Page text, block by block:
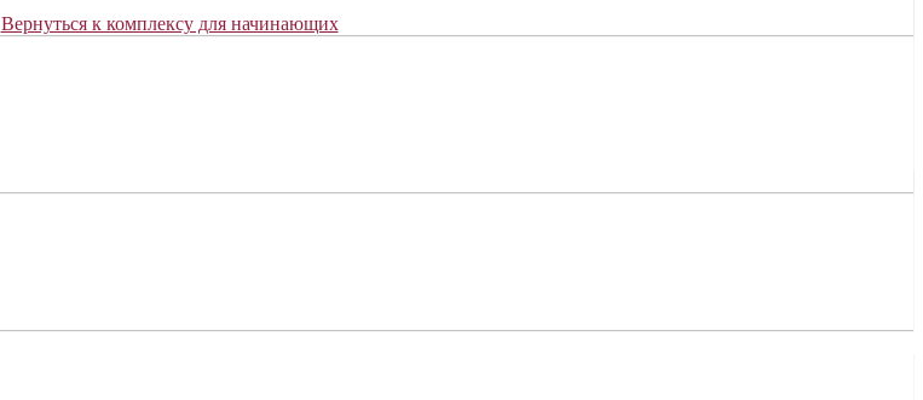
Вернуться к комплексу для начинающих